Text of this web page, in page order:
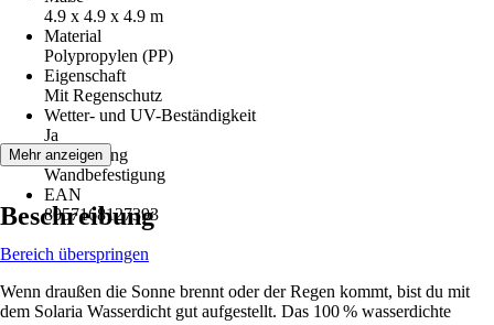
4.9 x 4.9 x 4.9 m
Material
Polypropylen (PP)
Eigenschaft
Mit Regenschutz
Wetter- und UV-Beständigkeit
Ja
Befestigung
Wandbefestigung
EAN
8057168127393
Mehr anzeigen
Beschreibung
Bereich überspringen
Wenn draußen die Sonne brennt oder der Regen kommt, bist du mit
dem Solaria Wasserdicht gut aufgestellt. Das 100 % wasserdichte